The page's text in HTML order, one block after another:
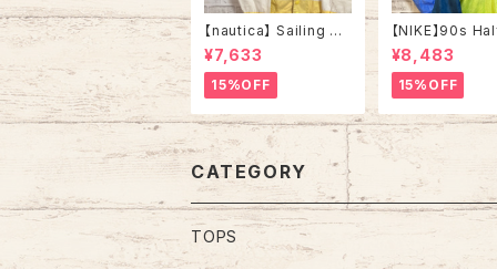
【nautica】 Sailing Ja
cket L相当 90s “Old
nautica”ノーティカ 切
替 セーリングジャケット
刺繍ロゴ 胸ロゴ 旧タグ
アウター アメリカ USA
古着
¥7,633
15%OFF
【NIKE】90s
Nylon Jacket
USA規格 ナイキ
切替 ハーフジッ
ロンジャケット
ボタン 切替 刺
胸ロゴ ワンポイ
ゴ Swoosh ア
アメリカ USA
¥8,483
15%OFF
CATEGORY
TOPS